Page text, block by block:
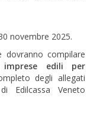
novembre 2025.
dovranno compilare
edili per
degli allegati
Edilcassa Veneto